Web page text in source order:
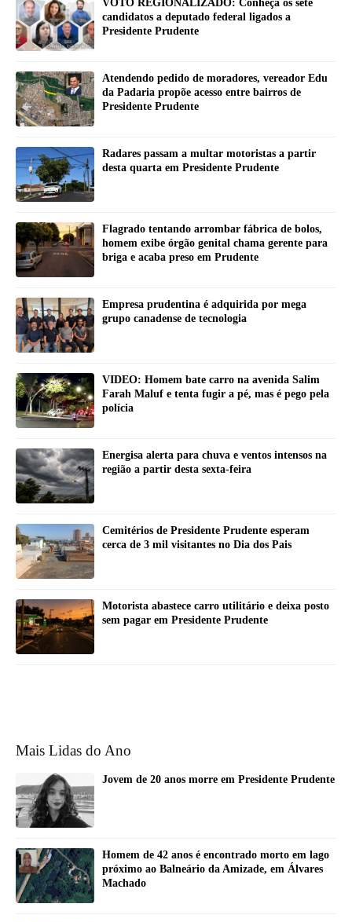
VOTO REGIONALIZADO: Conheça os sete
candidatos a deputado federal ligados a
Presidente Prudente
Atendendo pedido de moradores, vereador Edu
da Padaria propõe acesso entre bairros de
Presidente Prudente
Radares passam a multar motoristas a partir
desta quarta em Presidente Prudente
Flagrado tentando arrombar fábrica de bolos,
homem exibe órgão genital chama gerente para
briga e acaba preso em Prudente
Empresa prudentina é adquirida por mega
grupo canadense de tecnologia
VIDEO: Homem bate carro na avenida Salim
Farah Maluf e tenta fugir a pé, mas é pego pela
polícia
Energisa alerta para chuva e ventos intensos na
região a partir desta sexta-feira
Cemitérios de Presidente Prudente esperam
cerca de 3 mil visitantes no Dia dos Pais
Motorista abastece carro utilitário e deixa posto
sem pagar em Presidente Prudente
Mais Lidas do Ano
Jovem de 20 anos morre em Presidente Prudente
Homem de 42 anos é encontrado morto em lago
próximo ao Balneário da Amizade, em Álvares
Machado